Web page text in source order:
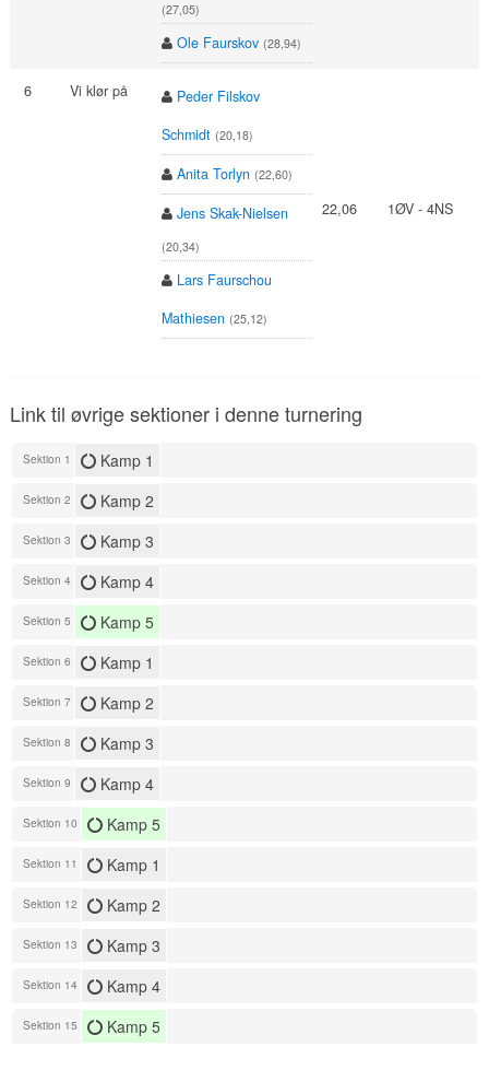
(27,05)
Ole Faurskov (28,94)
6 Vi klør på
Peder Filskov
Schmidt (20,18)
Anita Torlyn (22,60)
Jens Skak-Nielsen
(20,34)
Lars Faurschou
Mathiesen (25,12)
22,06 1ØV - 4NS
Link til øvrige sektioner i denne turnering
Sektion 1 Kamp 1
Sektion 2 Kamp 2
Sektion 3 Kamp 3
Sektion 4 Kamp 4
Sektion 5 Kamp 5
Sektion 6 Kamp 1
Sektion 7 Kamp 2
Sektion 8 Kamp 3
Sektion 9 Kamp 4
Sektion 10 Kamp 5
Sektion 11 Kamp 1
Sektion 12 Kamp 2
Sektion 13 Kamp 3
Sektion 14 Kamp 4
Sektion 15 Kamp 5